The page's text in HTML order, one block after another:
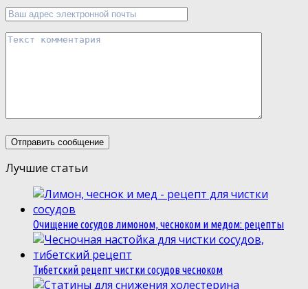
Лучшие статьи
Очищение сосудов лимоном, чесноком и медом: рецепты
Тибетский рецепт чистки сосудов чесноком